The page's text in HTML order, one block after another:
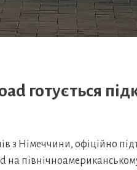
готується
з Німеччини, офіційно